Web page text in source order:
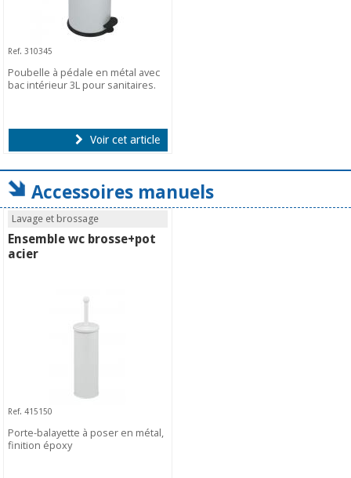
Ref. 310345
Poubelle à pédale en métal avec
bac intérieur 3L pour sanitaires.
Voir cet article
Accessoires manuels
Lavage et brossage
Ensemble wc brosse+pot
acier
Ref. 415150
Porte-balayette à poser en métal,
finition époxy